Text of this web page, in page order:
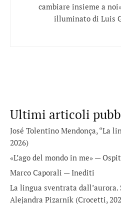
cambiare insieme a
illuminato di Luis
Ultimi articoli
José Tolentino Mendonça, “La
2026)
«L’ago del mondo in me» —
Marco Caporali — Inediti
La lingua sventrata dall’aurora.
Alejandra Pizarnik (Crocetti,